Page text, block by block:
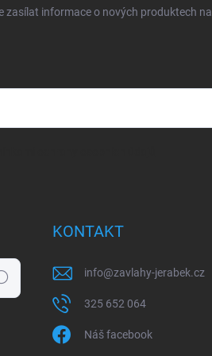
zasílat informace o nových produktech na
KONTAKT
info@zavlahy-jerabek.cz
325 652 064
Náš facebook